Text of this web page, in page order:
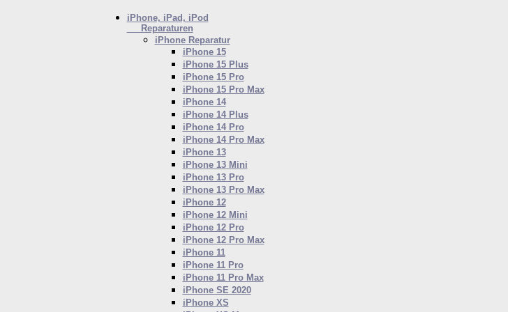
iPhone, iPad, iPod
Reparaturen
iPhoneReparatur
iPhone 15
iPhone 15 Plus
iPhone 15 Pro
iPhone 15 Pro Max
iPhone 14
iPhone 14 Plus
iPhone 14 Pro
iPhone 14 Pro Max
iPhone 13
iPhone 13 Mini
iPhone 13 Pro
iPhone 13 Pro Max
iPhone 12
iPhone 12 Mini
iPhone 12 Pro
iPhone 12 Pro Max
iPhone 11
iPhone 11 Pro
iPhone 11 Pro Max
iPhone SE 2020
iPhone XS